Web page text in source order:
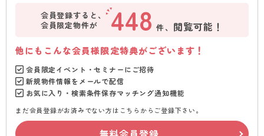
会員登録すると、
会員限定物件が
448 件、 閲覧可能！
他にもこんな会員様限定特典がございます！
会員限定イベント・セミナーにご招待
新規物件情報をメールで配信
お気に入り・検索条件保存マッチング通知機能
まだ会員登録がお済みでない方はこちらからご登録下さい。